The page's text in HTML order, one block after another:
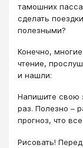
тамошних
сделать
полезными?
Конечно,
чтение,
и нашли:
Напишите свою
раз. Полезно –
прогноз, что
Рисовать!